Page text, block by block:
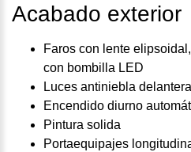
Acabado exterior
Faros con lente
con bombilla LED
Luces antiniebla
Encendido diurno
Pintura solida
Portaequipajes